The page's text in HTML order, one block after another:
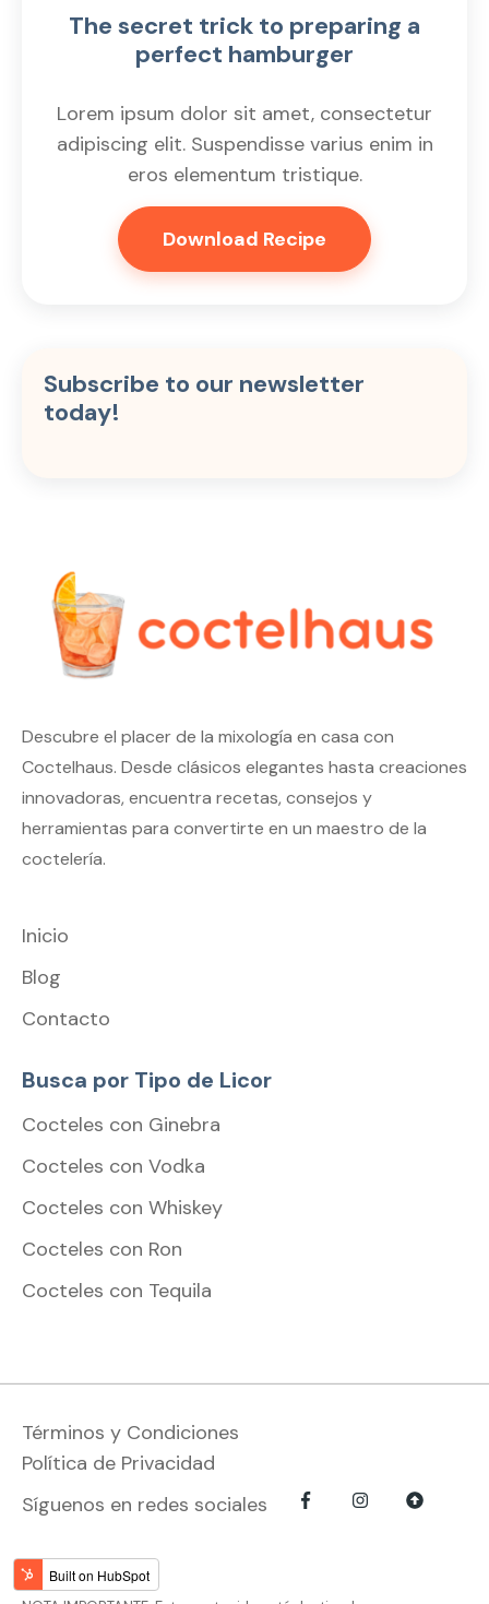
The secret trick to preparing a
perfect hamburger
Lorem ipsum dolor sit amet, consectetur
adipiscing elit. Suspendisse varius enim in
eros elementum tristique.
Download Recipe
Subscribe to our newsletter
today!
Descubre el placer de la mixología en casa con
Coctelhaus. Desde clásicos elegantes hasta creaciones
innovadoras, encuentra recetas, consejos y
herramientas para convertirte en un maestro de la
coctelería.
Inicio
Blog
Contacto
Busca por Tipo de Licor
Cocteles con Ginebra
Cocteles con Vodka
Cocteles con Whiskey
Cocteles con Ron
Cocteles con Tequila
Términos y Condiciones
Política de Privacidad
Síguenos en redes sociales